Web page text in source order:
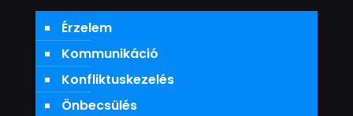
Érzelem
Kommunikáció
Konfliktuskezelés
Önbecsülés